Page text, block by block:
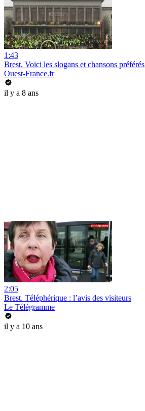
1:43
Brest. Voici les slogans et chansons préférés
Ouest-France.fr
il y a 8 ans
2:05
Brest. Téléphérique : l’avis des visiteurs
Le Télégramme
il y a 10 ans